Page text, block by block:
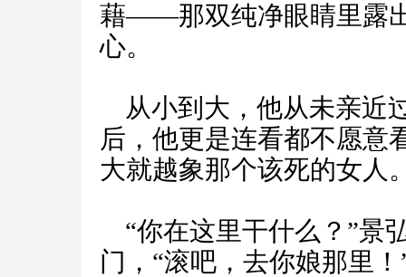
藉——那双纯净眼睛里露
心。
从小到大，他从未亲近
后，他更是连看都不愿
大就越象那个该死的女人
“你在这里干什么？”景
门，“滚吧，去你娘那里！